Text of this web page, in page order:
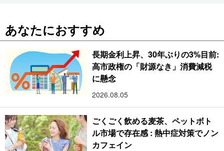
あなたにおすすめ
長期金利上昇、30年ぶりの3%目前:
高市政権の「財源なき」消費減税
に懸念
2026.08.05
ごくごく飲める麦茶、ペットボト
ル市場で存在感 : 熱中症対策でノン
カフェイン